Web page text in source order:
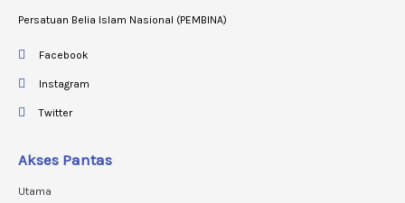
Persatuan Belia Islam Nasional (PEMBINA)
Facebook
Instagram
Twitter
Akses Pantas
Utama